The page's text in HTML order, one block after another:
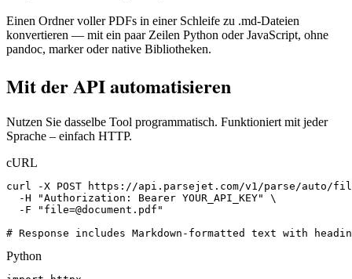
Einen Ordner voller PDFs in einer Schleife zu .md-Dateien
konvertieren — mit ein paar Zeilen Python oder JavaScript, ohne
pandoc, marker oder native Bibliotheken.
Mit der API automatisieren
Nutzen Sie dasselbe Tool programmatisch. Funktioniert mit jeder
Sprache – einfach HTTP.
cURL
curl -X POST https://api.parsejet.com/v1/parse/auto/
  -H "Authorization: Bearer YOUR_API_KEY" \
  -F "
file=@document.pdf "
# Response includes Markdown-formatted text with
Python